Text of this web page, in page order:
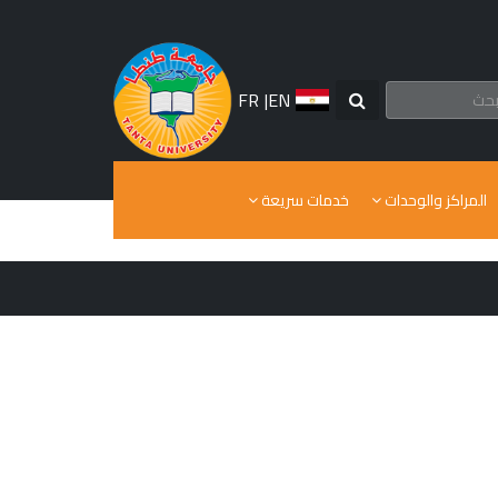
EN
|
FR
المراكز والوحدات خدمات سريعة